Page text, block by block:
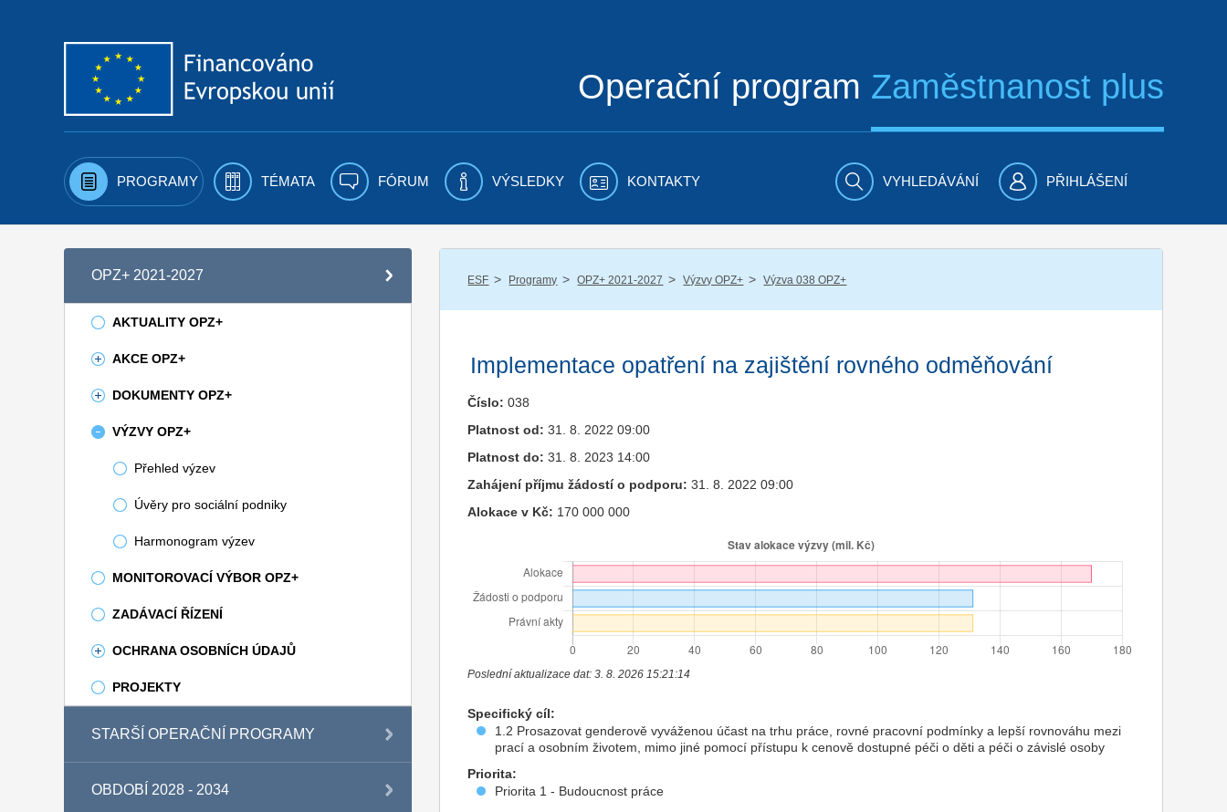
Operační program Zaměstnanost plus
PROGRAMY TÉMATA FÓRUM VÝSLEDKY KONTAKTY VYHLEDÁVÁNÍ PŘIHLÁŠENÍ
OPZ+ 2021-2027
AKTUALITY OPZ+
AKCE OPZ+
DOKUMENTY OPZ+
VÝZVY OPZ+
Přehled výzev
Úvěry pro sociální podniky
Harmonogram výzev
MONITOROVACÍ VÝBOR OPZ+
ZADÁVACÍ ŘÍZENÍ
OCHRANA OSOBNÍCH ÚDAJŮ
PROJEKTY
STARŠÍ OPERAČNÍ PROGRAMY
OBDOBÍ 2028 - 2034
ESF / Programy / OPZ+ 2021-2027 / Výzvy OPZ+ / Výzva 038 OPZ+
Implementace opatření na zajištění rovného odměňování
Číslo: 038
Platnost od: 31. 8. 2022 09:00
Platnost do: 31. 8. 2023 14:00
Zahájení příjmu žádostí o podporu: 31. 8. 2022 09:00
Alokace v Kč: 170 000 000
Poslední aktualizace dat: 3. 8. 2026 15:21:14
Specifický cíl:
1.2 Prosazovat genderově vyváženou účast na trhu práce, rovné pracovní podmínky a lepší rovnováhu mezi
prací a osobním životem, mimo jiné pomocí přístupu k cenově dostupné péči o děti a péči o závislé osoby
Priorita:
Priorita 1 - Budoucnost práce